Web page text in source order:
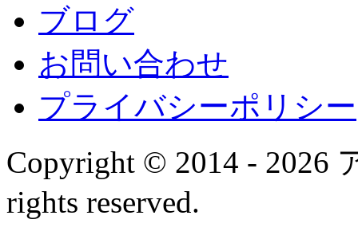
ブログ
お問い合わせ
プライバシーポリシー
Copyright © 2014 - 2026
rights reserved.